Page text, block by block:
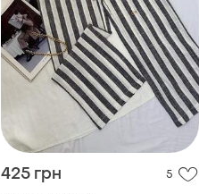
425 грн 5